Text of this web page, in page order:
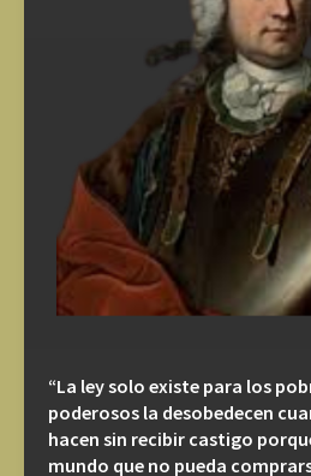
“La ley solo existe para los
poderosos la desobedecen
hacen sin recibir castigo
mundo que no pueda